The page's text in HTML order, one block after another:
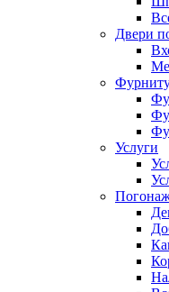
Двери
Услуги